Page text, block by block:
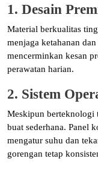
1. Desain
Material berkualitas
menjaga ketahanan
mencerminkan kesan
perawatan harian.
2. Sistem
Meskipun berteknologi
buat sederhana. Panel
mengatur suhu dan
gorengan tetap